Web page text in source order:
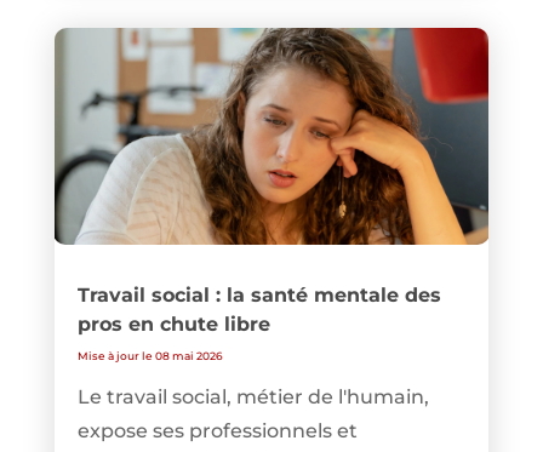
Travail social : la santé mentale des
pros en chute libre
Mise à jour le 08 mai 2026
Le travail social, métier de l'humain,
expose ses professionnels et